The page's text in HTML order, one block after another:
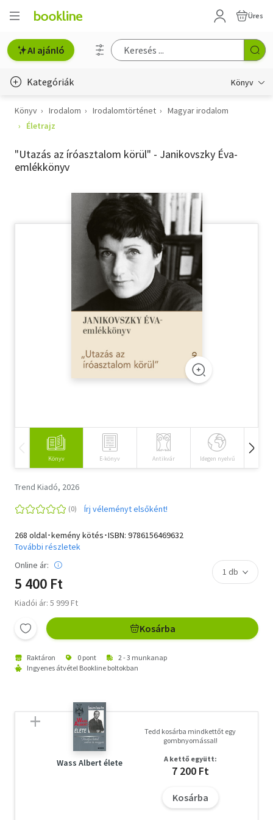
Üres
AI ajánló
Kategóriák Könyv
Életmód, egészség
Gyermek- és ifjúsági
Tankönyv, segédkönyv
Vallás
Könyv Irodalom Irodalomtörténet
Magyar irodalom
Életrajz
"Utazás az íróasztalom körül" - Janikovszky Éva-
emlékkönyv
Könyv E-könyv Antikvár Idegen nyelvű
Trend Kiadó, 2026
Írj véleményt elsőként!
268 oldal･kemény kötés･ISBN: 9786156469632
További részletek
Online ár:
5 400 Ft
Kiadói ár: 5 999 Ft
Kosárba
Raktáron 0 pont
2 - 3 munkanap
Ingyenes átvétel Bookline boltokban
Wass Albert élete
Tedd kosárba mindkettőt egy
gombnyomással!
A kettő együtt:
7 200 Ft
Kosárba